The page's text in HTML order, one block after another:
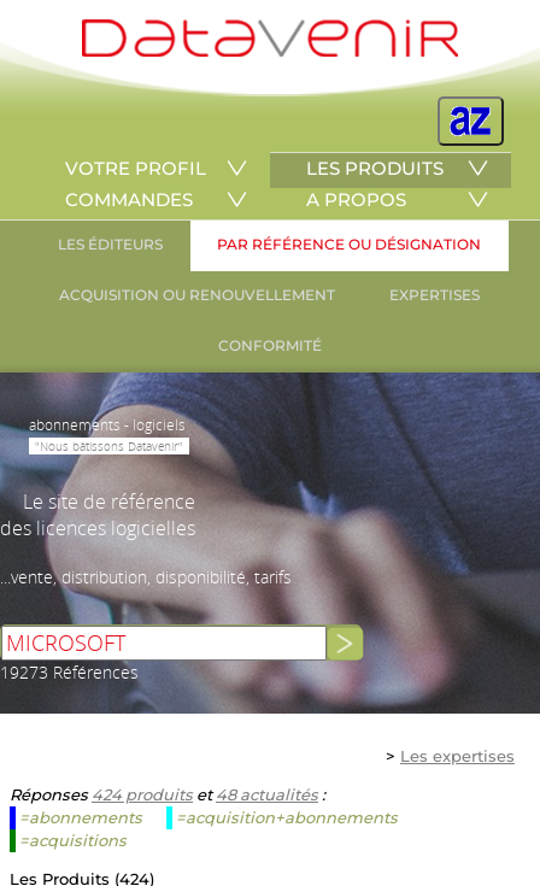
VOTRE PROFIL
LES PRODUITS
COMMANDES
A PROPOS
LES ÉDITEURS PAR RÉFÉRENCE OU DÉSIGNATION
ACQUISITION OU RENOUVELLEMENT EXPERTISES
CONFORMITÉ
abonnements - logiciels
"Nous bâtissons Datavenir"
Le site de référence
des licences logicielles
...vente, distribution, disponibilité, tarifs
19273 Références
> Les expertises
Réponses424 produitset48 actualités:
=abonnements
=acquisition+abonnements
=acquisitions
Les Produits (424)